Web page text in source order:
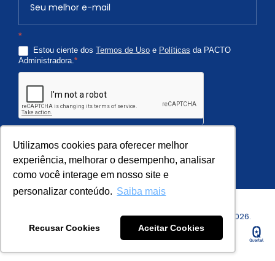
Utilizamos cookies para oferecer melhor
experiência, melhorar o desempenho, analisar
como você interage em nosso site e
personalizar conteúdo. Saiba mais
Recusar Cookies Aceitar Cookies
*
Estou ciente dos Termos de Uso e Políticas da PACTO
Administradora. *
ê
a
n
o
,
d
e
e
Copyright © PACTO Administradora de Condomínios - 2026.
Todos os Direitos Reservados.